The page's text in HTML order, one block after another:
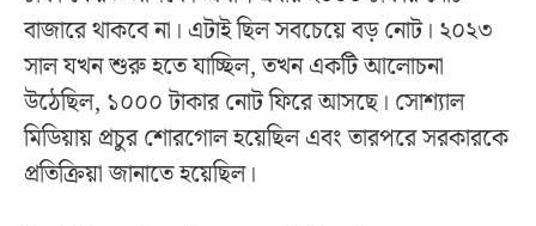
বাজারে থাকবে না। এটাই ছিল সবচেয়ে বড় নোট। ২০২৩
সাল যখন শুরু হতে যাচ্ছিল, তখন একটি আলোচনা
উঠেছিল, ১০০০ টাকার নোট ফিরে আসছে। সোশ্যাল
মিডিয়ায় প্রচুর শোরগোল হয়েছিল এবং তারপরে সরকারকে
প্রতিক্রিয়া জানাতে হয়েছিল।